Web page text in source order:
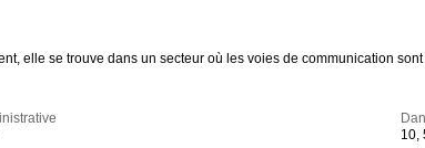
elle se trouve dans un secteur où les voies de communication
10,